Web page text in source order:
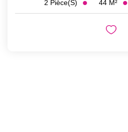
2 Pièce(s) 44 M²